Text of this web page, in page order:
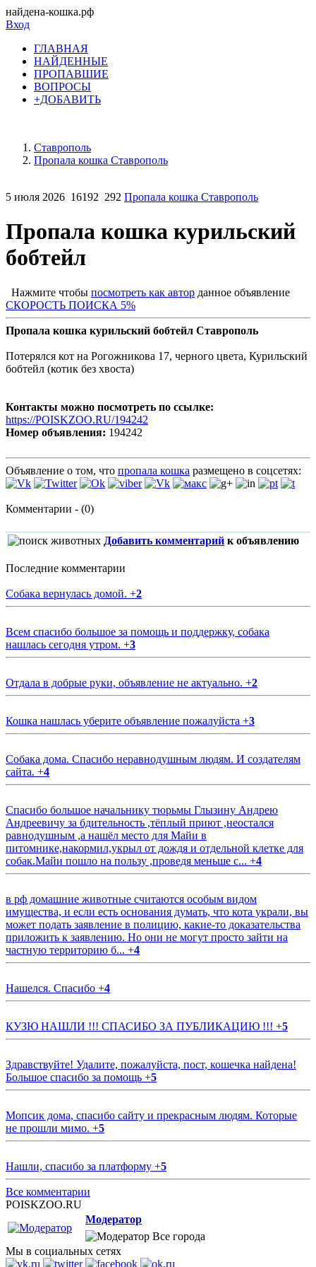
найдена-кошка.рф
Вход
ГЛАВНАЯ
НАЙДЕННЫЕ
ПРОПАВШИЕ
ВОПРОСЫ
+ДОБАВИТЬ
Ставрополь
Пропала кошка Ставрополь
5 июля 2026 16192 292 Пропала кошка Ставрополь
Пропала кошка курильский
бобтейл
Нажмите чтобы посмотреть как автор данное объявление
СКОРОСТЬ ПОИСКА 5%
Пропала кошка курильский бобтейл Ставрополь
Потерялся кот на Рогожникова 17, черного цвета, Курильский
бобтейл (котик без хвоста)
Контакты можно посмотреть по ссылке:
https://POISKZOO.RU/194242
Номер объявления: 194242
Объявление о том, что пропала кошка размещено в соцсетях:
Комментарии - (0)
Добавить комментарий к объявлению
Последние комментарии
Собака вернулась домой. +2
Всем спасибо большое за помощь и поддержку, собака
нашлась сегодня утром. +3
Отдала в добрые руки, объявление не актуально. +2
Кошка нашлась уберите объявление пожалуйста +3
Собака дома. Спасибо неравнодушным людям. И создателям
сайта. +4
Спасибо большое начальнику тюрьмы Глызину Андрею
Андреевичу за бдительность ,тёплый приют ,неостался
равнодушным ,а нашёл место для Майи в
питомнике,накормил,укрыл от дождя и отдельной клетке для
собак.Майи пошло на пользу ,проведя меньше с... +4
в рф домашние животные считаются особым видом
имущества, и если есть основания думать, что кота украли, вы
может подать заявление в полицию, какие-то доказательства
приложить к заявлению. Но они не могут просто зайти на
частную территорию б... +4
Нашелся. Спасибо +4
КУЗЮ НАШЛИ !!! СПАСИБО ЗА ПУБЛИКАЦИЮ !!! +5
Здравствуйте! Удалите, пожалуйста, пост, кошечка найдена!
Большое спасибо за помощь +5
Мопсик дома, спасибо сайту и прекрасным людям. Которые
не прошли мимо. +5
Нашли, спасибо за платформу +5
Все комментарии
POISKZOO.RU
Модератор
Все города
Мы в социальных сетях